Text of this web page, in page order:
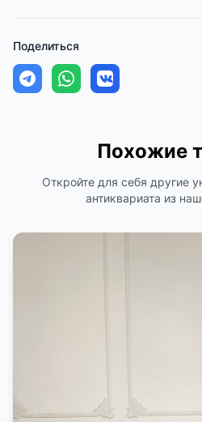
Поделиться
Похожие
Откройте для себя другие
антиквариата из